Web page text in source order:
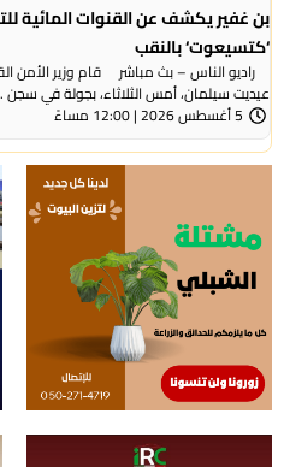
بن غفير يكشف عن القنوات المائية
‘كتسيعوت‘ بالنقب
راديو الناس – بث مباشر قام وزير الأمن
عيديت سيلمان، أمس الثلاثاء، بجولة في سجن ...
5 أغسطس 2026 | 12:00 مساءً